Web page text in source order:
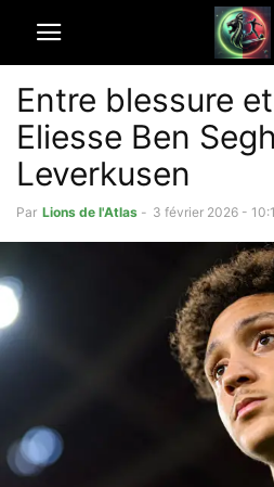
Entre blessure
Eliesse Ben
Leverkusen
Par Lions de l'Atlas - 3 février 2026 -